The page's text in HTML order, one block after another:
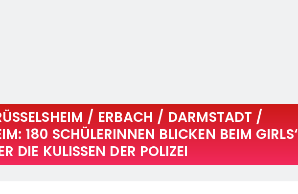
/ ERBACH / DARMSTADT /
180 SCHÜLERINNEN BLICKEN BEIM GIRLS‘
DIE KULISSEN DER POLIZEI